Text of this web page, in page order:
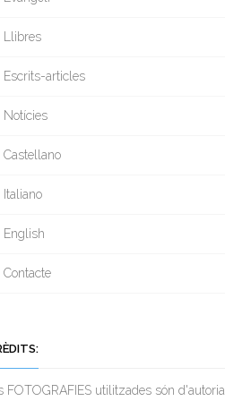
Llibres
Escrits-articles
Notícies
Castellano
Italiano
English
Contacte
FOTOGRAFIES utilitzades són d'autoria